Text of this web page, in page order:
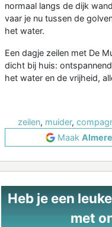
normaal langs de dijk
vaar je nu tussen de
het water.
Een dagje zeilen met De
dicht bij huis:
het water en de vrijheid,
zeilen, muider,
Maak
Heb je een
met